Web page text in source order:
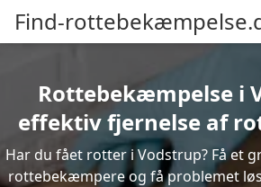
Find-
Rottebekæmpelse i
effektiv fjernelse af
Har du fået rotter i Vodstrup? Få et
rottebekæmpere og få problemet